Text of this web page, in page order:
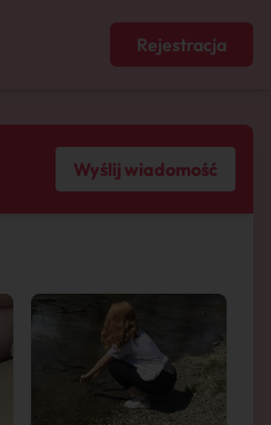
Rejestracja
Wyślij wiadomość